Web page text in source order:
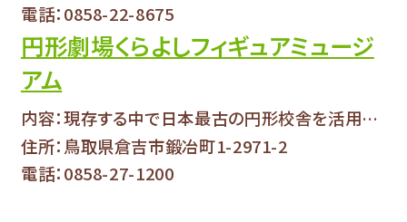
電話：0858-22-8675
円形劇場くらよしフィギュアミュージ
アム
内容：現存する中で日本最古の円形校舎を活用した...
住所：鳥取県倉吉市鍛冶町1-2971-2
電話：0858-27-1200